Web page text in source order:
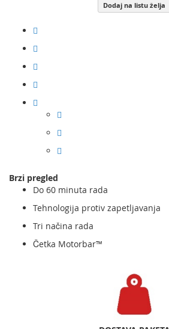
Dodaj na listu želja
Brzi pregled
Do 60 minuta rada
Tehnologija protiv zapetljavanja
Tri načina rada
Četka Motorbar™